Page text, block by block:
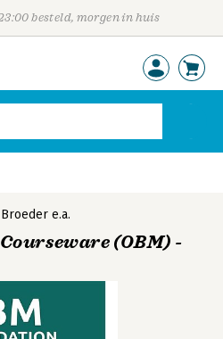
besteld, morgen in huis
e.a.
(OBM) -